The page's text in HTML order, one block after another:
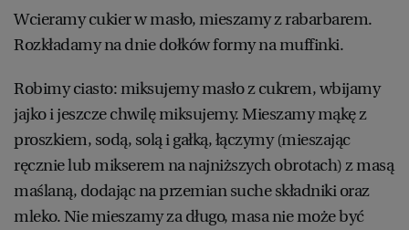
Wcieramy cukier w masło, mieszamy z rabarbarem.
Rozkładamy na dnie dołków formy na muffinki.
Robimy ciasto: miksujemy masło z cukrem, wbijamy
jajko i jeszcze chwilę miksujemy. Mieszamy mąkę z
proszkiem, sodą, solą i gałką, łączymy (mieszając
ręcznie lub mikserem na najniższych obrotach) z masą
maślaną, dodając na przemian suche składniki oraz
mleko. Nie mieszamy za długo, masa nie może być